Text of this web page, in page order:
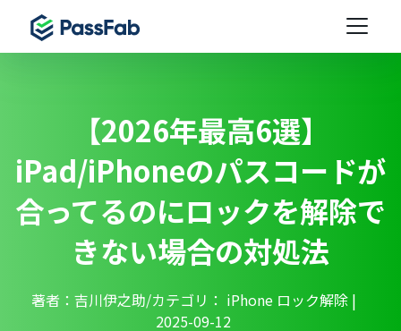
【2026年最高6選】
iPad/iPhoneのパスコードが
合ってるのにロックを解除で
きない場合の対処法
著者：吉川伊之助/カテゴリ： iPhone ロック解除|
2025-09-12